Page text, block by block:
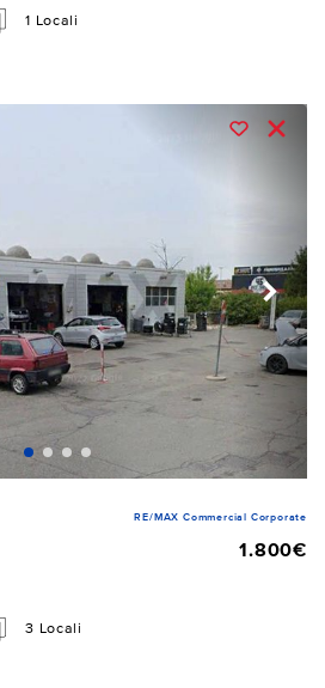
1 Locali
RE/MAX Commercial Corporate
1.800€
3 Locali